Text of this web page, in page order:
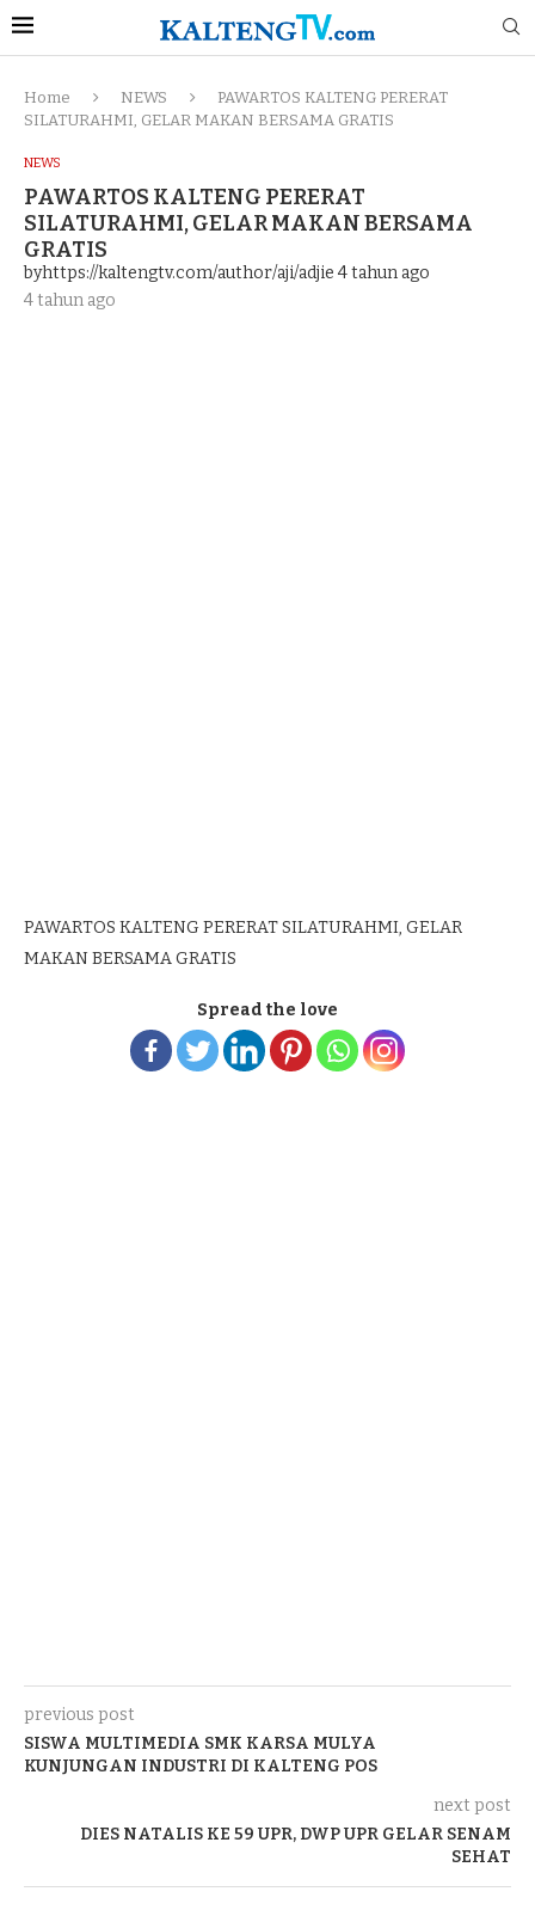
Home NEWS
PAWARTOS KALTENG PERERAT
SILATURAHMI, GELAR MAKAN BERSAMA GRATIS
NEWS
PAWARTOS KALTENG PERERAT
SILATURAHMI, GELAR MAKAN BERSAMA
GRATIS
byhttps://kaltengtv.com/author/aji/adjie 4 tahun ago
4 tahun ago
PAWARTOS KALTENG PERERAT SILATURAHMI, GELAR
MAKAN BERSAMA GRATIS
Spread the love
previous post
SISWA MULTIMEDIA SMK KARSA MULYA
KUNJUNGAN INDUSTRI DI KALTENG POS
next post
DIES NATALIS KE 59 UPR, DWP UPR GELAR SENAM
SEHAT